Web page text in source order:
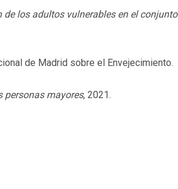
los adultos vulnerables en el conjunto
de Madrid sobre el Envejecimiento.
personas mayores, 2021.